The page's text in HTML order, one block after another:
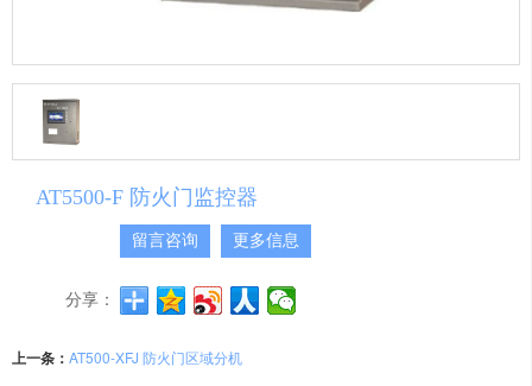
AT5500-F 防火门监控器
留言咨询 更多信息
分享：
上一条： AT500-XFJ 防火门区域分机